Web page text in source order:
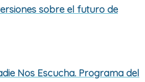
sobre el futuro de
Nos Escucha. Programa del